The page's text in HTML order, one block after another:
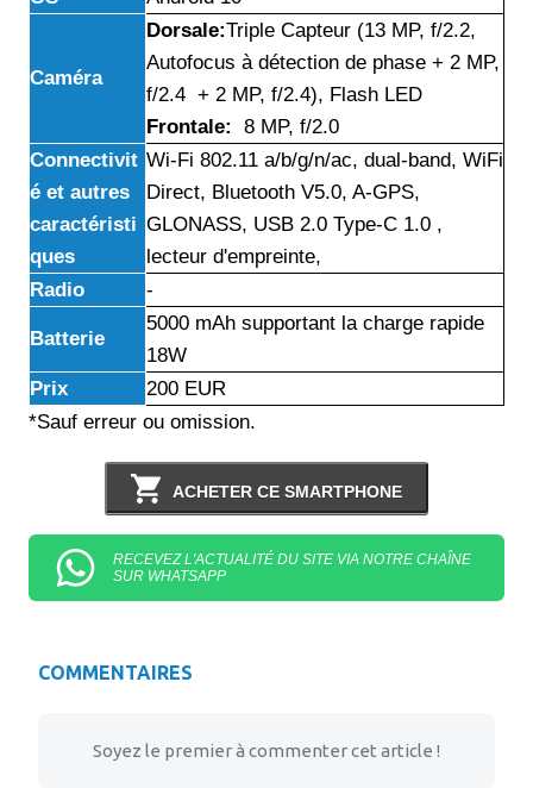
Caméra
Dorsale:Triple Capteur (13 MP, f/2.2,
Autofocus à détection de phase + 2 MP,
f/2.4 + 2 MP, f/2.4), Flash LED
Frontale:
8 MP, f/2.0
Connectivit
é et autres
caractéristi
ques
Wi-Fi 802.11 a/b/g/n/ac, dual-band, WiFi
Direct, Bluetooth V5.0, A-GPS,
GLONASS, USB 2.0 Type-C 1.0 ,
lecteur d'empreinte,
Radio
-
Batterie
5000 mAh supportant la charge rapide
18W
Prix
200 EUR
*Sauf erreur ou omission.
ACHETER CE SMARTPHONE
RECEVEZ L'ACTUALITÉ DU SITE VIA NOTRE CHAÎNE
SUR WHATSAPP
COMMENTAIRES
Soyez le premier à commenter cet article !